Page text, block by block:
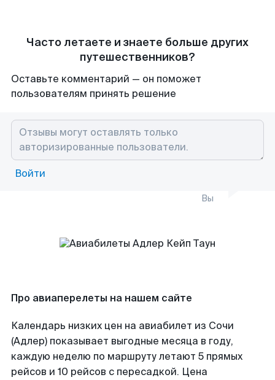
Часто летаете и знаете больше других
путешественников?
Оставьте комментарий — он поможет
пользователям принять решение
Войти
Вы
Про авиаперелеты на нашем сайте
Календарь низких цен на авиабилет из Сочи
(Адлер) показывает выгодные месяца в году,
каждую неделю по маршруту летают 5 прямых
рейсов и 10 рейсов с пересадкой. Цена